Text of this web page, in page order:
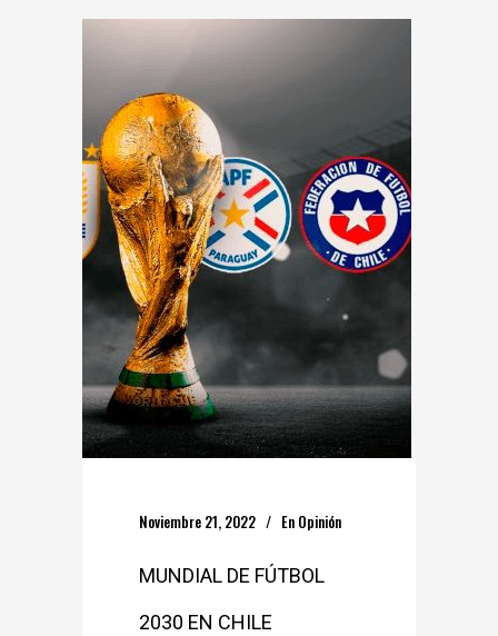
Noviembre 21, 2022 En Opinión
MUNDIAL DE FÚTBOL
2030 EN CHILE